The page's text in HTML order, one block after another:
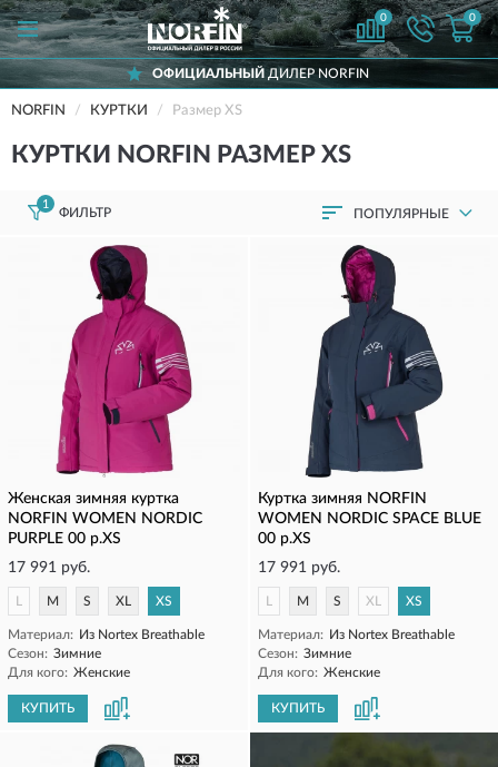
0 0
ОФИЦИАЛЬНЫЙ ДИЛЕР NORFIN
NORFIN КУРТКИ Размер XS
КУРТКИ NORFIN РАЗМЕР XS
1
ФИЛЬТР ПОПУЛЯРНЫЕ
Женская зимняя куртка
NORFIN WOMEN NORDIC
PURPLE 00 р.XS
17 991 руб.
M S XL XS
Материал: Из Nortex Breathable
Сезон: Зимние
Для кого: Женские
КУПИТЬ
Куртка зимняя NORFIN
WOMEN NORDIC SPACE BLUE
00 р.XS
17 991 руб.
M S XL XS
Материал: Из Nortex Breathable
Сезон: Зимние
Для кого: Женские
КУПИТЬ